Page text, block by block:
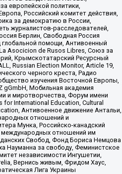
европейской политики,
Российский комитет действия,
за демократию в России,
журналистов-расследователей,
Берлин, Свободная Россия
помощи, Антивоенный
Asocicion de Rusos Libres, Союз за
Крымскотатарский Ресурсный
Russian Election Monitor, Article 19,
черного креста, Радио
изучения Восточной Европы,
Мобильная академия
и миротворчества, Форум имени
International Education, Cultural
Антивоенное движение Антальи,
отношений и
Мунка, Российско-канадский
отношений им
Свобод, Фонд Бориса Немцова
Науманна за свободу, Феминистское
независимости Ингушетии,
Вернись живым, Фридом Хаус,
Лига Украины